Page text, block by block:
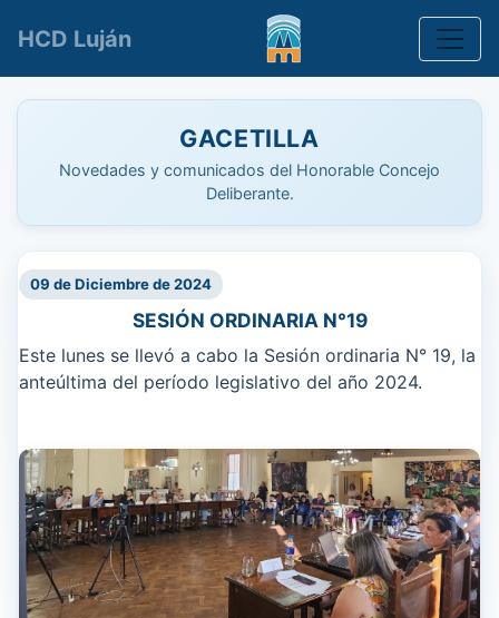
HCD Luján
GACETILLA
Novedades y comunicados del Honorable Concejo
Deliberante.
09 de Diciembre de 2024
SESIÓN ORDINARIA N°19
Este lunes se llevó a cabo la Sesión ordinaria N° 19, la
anteúltima del período legislativo del año 2024.